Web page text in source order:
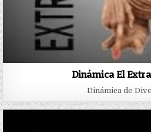
Dinámica El
Dinámica de